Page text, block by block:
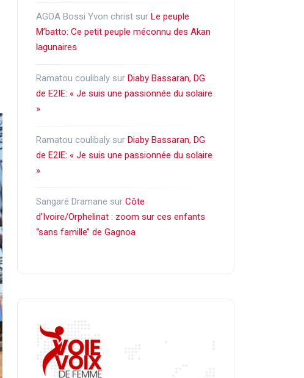
AGOA Bossi Yvon christ sur Le peuple
M’batto: Ce petit peuple méconnu des Akan
lagunaires
Ramatou coulibaly sur Diaby Bassaran, DG
de E2IE: « Je suis une passionnée du solaire
»
Ramatou coulibaly sur Diaby Bassaran, DG
de E2IE: « Je suis une passionnée du solaire
»
Sangaré Dramane sur Côte
d’Ivoire/Orphelinat : zoom sur ces enfants
‘‘sans famille’’ de Gagnoa